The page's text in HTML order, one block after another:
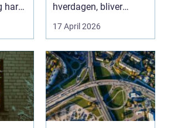
har
hverdagen, bliver
grænsen...
17 April 2026